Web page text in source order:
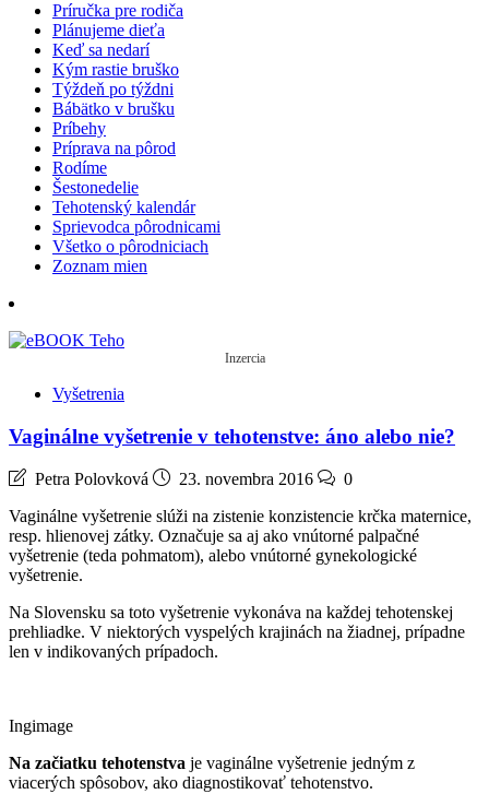
Príručka pre rodiča
Plánujeme dieťa
Keď sa nedarí
Kým rastie bruško
Týždeň po týždni
Bábätko v brušku
Príbehy
Príprava na pôrod
Rodíme
Šestonedelie
Tehotenský kalendár
Sprievodca pôrodnicami
Všetko o pôrodniciach
Zoznam mien
Inzercia
Vyšetrenia
Vaginálne vyšetrenie v tehotenstve: áno alebo nie?
Petra Polovková 23. novembra 2016
0
Vaginálne vyšetrenie slúži na zistenie konzistencie krčka maternice,
resp. hlienovej zátky. Označuje sa aj ako vnútorné palpačné
vyšetrenie (teda pohmatom), alebo vnútorné gynekologické
vyšetrenie.
Na Slovensku sa toto vyšetrenie vykonáva na každej tehotenskej
prehliadke. V niektorých vyspelých krajinách na žiadnej, prípadne
len v indikovaných prípadoch.
Ingimage
Na začiatku tehotenstva je vaginálne vyšetrenie jedným z
viacerých spôsobov, ako diagnostikovať tehotenstvo.